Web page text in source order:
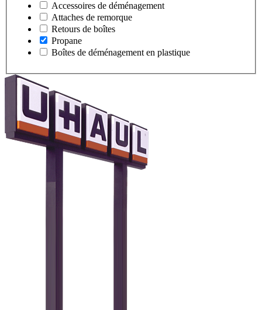
Accessoires de déménagement
Attaches de remorque
Retours de boîtes
Propane
Boîtes de déménagement en plastique